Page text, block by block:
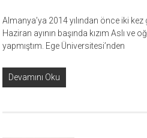
Almanya’ya 2014 yılından önce iki kez
Haziran ayının başında kızım Aslı
yapmıştım. Ege Üniversitesi’nden
Devamını Oku